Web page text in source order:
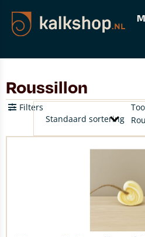
Roussillon
Filters